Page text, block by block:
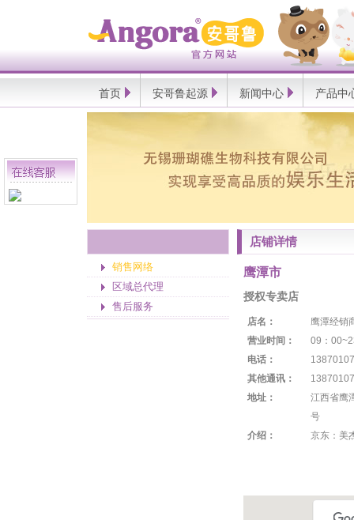
安
哥
鲁
官
方
网
站
首页 安哥鲁起源 新闻中心 产品中
销售网络
区域总代理
售后服务
店铺详情
鹰潭市
授权专卖店
店名：
鹰潭经销
营业时间：
09：
电话：
其他通讯：
地址：
江西省鹰
号
介绍：
京东：美